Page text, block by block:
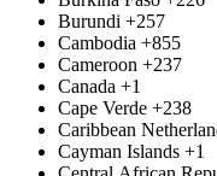
Burundi +257
Cambodia +855
Cameroon +237
Canada +1
Cape Verde +238
Caribbean
Cayman Islands +1